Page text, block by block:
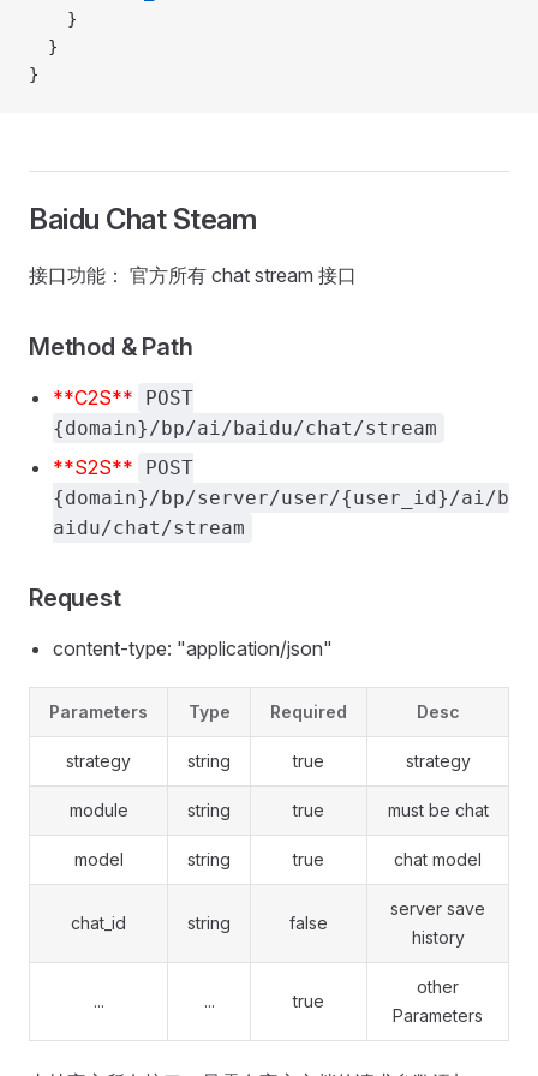
    }
  }
}
Baidu Chat Steam
接口功能： 官方所有 chat stream 接口
Method & Path
**C2S**
POST
{domain}/bp/ai/baidu/chat/stream
**S2S**
POST
{domain}/bp/server/user/{user_id}/ai/b
aidu/chat/stream
Request
content-type: "application/json"
Parameters Type Required Desc
strategy string true strategy
module string true must be chat
model string true chat model
chat_id string false
server save
history
... ... true
other
Parameters